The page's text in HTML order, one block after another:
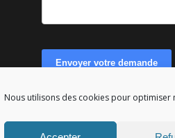
Nous utilisons des cookies pour optimiser
Envoyer votre demande
|All rights reserved - Tous droits